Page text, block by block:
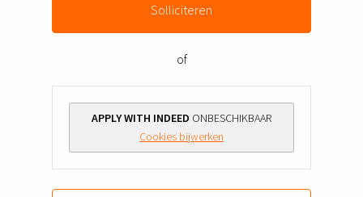
Solliciteren
of
APPLY WITH INDEED ONBESCHIKBAAR
Cookies bijwerken